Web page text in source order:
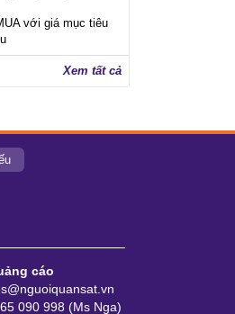
với giá mục tiêu
Xem tất cả
cáo
090 998 (Ms Nga)